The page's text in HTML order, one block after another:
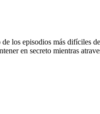
los episodios más difíciles
en secreto mientras